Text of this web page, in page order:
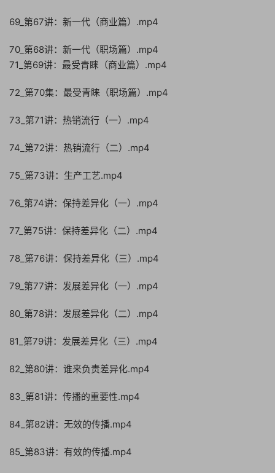
69_第67讲：新一代（商业篇）.mp4
70_第68讲：新一代（职场篇）.mp4
71_第69讲：最受青睐（商业篇）.mp4
72_第70集：最受青睐（职场篇）.mp4
73_第71讲：热销流行（一）.mp4
74_第72讲：热销流行（二）.mp4
75_第73讲：生产工艺.mp4
76_第74讲：保持差异化（一）.mp4
77_第75讲：保持差异化（二）.mp4
78_第76讲：保持差异化（三）.mp4
79_第77讲：发展差异化（一）.mp4
80_第78讲：发展差异化（二）.mp4
81_第79讲：发展差异化（三）.mp4
82_第80讲：谁来负责差异化.mp4
83_第81讲：传播的重要性.mp4
84_第82讲：无效的传播.mp4
85_第83讲：有效的传播.mp4